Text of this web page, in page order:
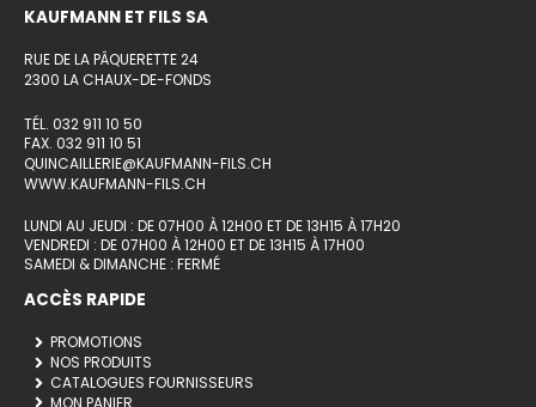
KAUFMANN ET FILS SA
RUE DE LA PÂQUERETTE 24
2300 LA CHAUX-DE-FONDS
TÉL. 032 911 10 50
FAX. 032 911 10 51
QUINCAILLERIE@KAUFMANN-FILS.CH
WWW.KAUFMANN-FILS.CH
LUNDI AU JEUDI : DE 07H00 À 12H00 ET DE 13H15 À 17H20
VENDREDI : DE 07H00 À 12H00 ET DE 13H15 À 17H00
SAMEDI & DIMANCHE : FERMÉ
ACCÈS RAPIDE
PROMOTIONS
NOS PRODUITS
CATALOGUES FOURNISSEURS
MON PANIER